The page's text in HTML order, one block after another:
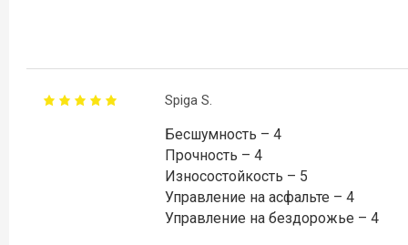
Spiga S.
Бесшумность – 4
Прочность – 4
Износостойкость – 5
Управление на асфальте – 4
Управление на бездорожье – 4